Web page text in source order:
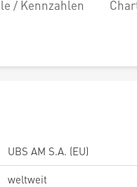
/ Kennzahlen
UBS AM S.A. (EU)
weltweit